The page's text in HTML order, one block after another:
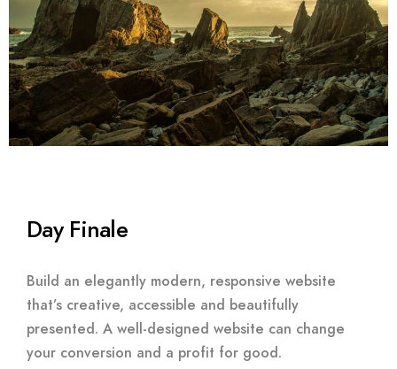
Day Finale
Build an elegantly modern, responsive website
that’s creative, accessible and beautifully
presented. A well-designed website can change
your conversion and a profit for good.